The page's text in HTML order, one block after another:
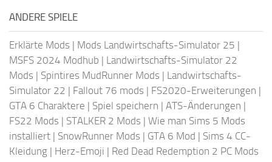
ANDERE SPIELE
Erklärte Mods | Mods Landwirtschafts-Simulator 25 |
MSFS 2024 Modhub | Landwirtschafts-Simulator 22
Mods | Spintires MudRunner Mods | Landwirtschafts-
Simulator 22 | Fallout 76 mods | FS2020-Erweiterungen |
GTA 6 Charaktere | Spiel speichern | ATS-Änderungen |
FS22 Mods | STALKER 2 Mods | Wie man Sims 5 Mods
installiert | SnowRunner Mods | GTA 6 Mod | Sims 4 CC-
Kleidung | Herz-Emoji | Red Dead Redemption 2 PC Mods